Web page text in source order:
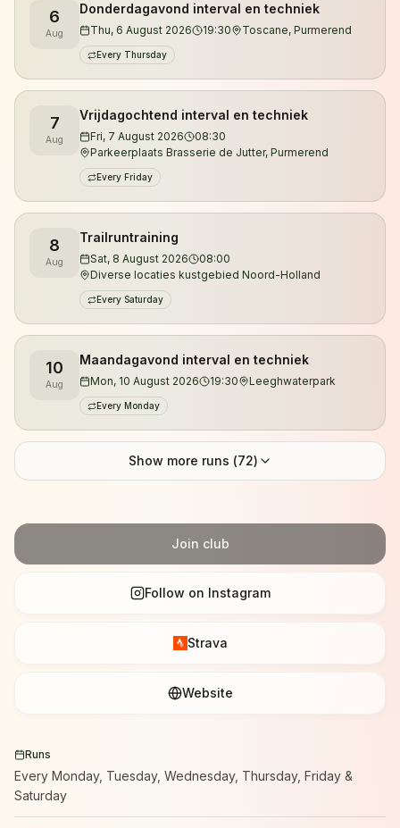
Je kunt zowel overdag als 's avonds trainen.
Daarnaast organiseren we trailruntrainingen in de
duinen van Noord-Holland, waar je kennismaakt met
de mooiste singletracks, klimmetjes en natuurgebieden
van de regio.
De trainingen worden verzorgd door gecertificeerd
looptrainer en ultraloper Jeroen Kuyper. Met meer
dan vijftien jaar hardloopervaring en tientallen
ultramarathons achter zijn naam begeleidt hij lopers
van hun eerste 5 kilometer tot uitdagende trailruns en
ultramarathons.
Wil je eerst kennismaken? Je bent altijd welkom voor
een vrijblijvende proefles.
6
Aug
Donderdagavond interval en techniek
Thu, 6 August 2026 19:30 Toscane, Purmerend
Every Thursday
7
Aug
Vrijdagochtend interval en techniek
Fri, 7 August 2026
08:30
Parkeerplaats Brasserie de Jutter, Purmerend
Every Friday
8
Aug
Trailruntraining
Sat, 8 August 2026
08:00
Diverse locaties kustgebied Noord-Holland
Every Saturday
10
Aug
Maandagavond interval en techniek
Mon, 10 August 2026 19:30 Leeghwaterpark
Every Monday
Show more runs (72)
Join club
Follow on Instagram
Strava
Website
Runs
Every Monday, Tuesday, Wednesday, Thursday, Friday &
Saturday